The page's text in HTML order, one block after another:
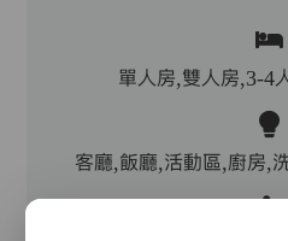
單人房,雙人房,3-4
客廳,飯廳,活動區,廚房,